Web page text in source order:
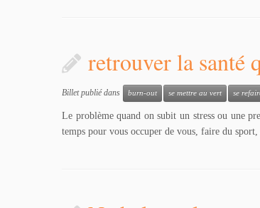
retrouver la santé
Billet publié dans burn-out se mettre au vert se
Le problème quand on subit un stress ou une
temps pour vous occuper de vous, faire du